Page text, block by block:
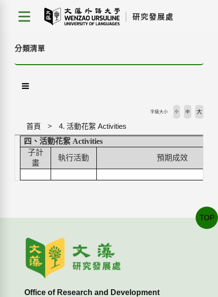
分類清單
首頁 4. 活動花絮 Activities
字級大小 小 中 大
四、活動花絮Activities
子計
畫
執行活動 預期成效
Office of Research and Development
TOP
研究發展處